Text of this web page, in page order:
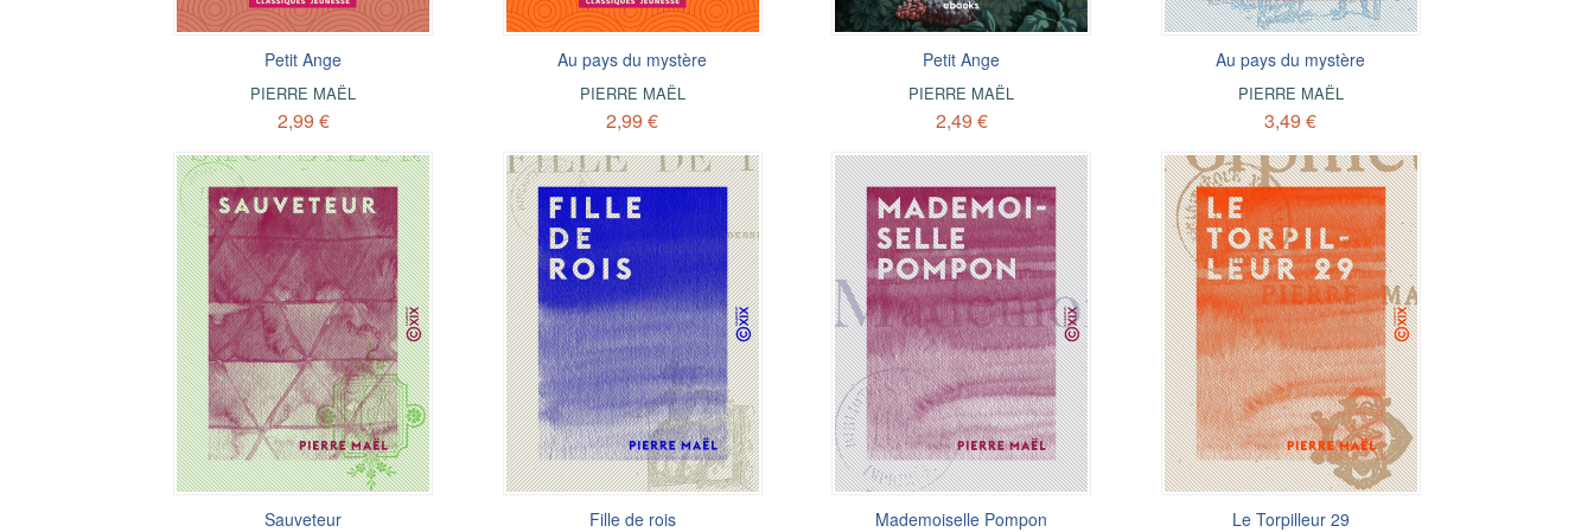
Petit Ange
PIERRE MAËL
2,99 €
Au pays du mystère
PIERRE MAËL
2,99 €
Petit Ange
PIERRE MAËL
2,49 €
Au pays du mystère
PIERRE MAËL
3,49 €
Sauveteur Fille de rois Mademoiselle Pompon Le Torpilleur 29